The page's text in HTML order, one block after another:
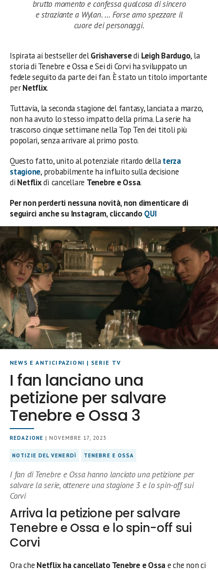
brutto momento e confessa qualcosa di sincero
e straziante a Wylan. … Forse amo spezzare il
cuore dei personaggi.
Ispirata ai bestseller delGrishaversedi Leigh Bardugo, la
storia di Tenebre e Ossa e Sei di Corvi ha sviluppato un
fedele seguito da parte dei fan. È stato un titolo importante
perNetflix.
Tuttavia, la seconda stagione del fantasy, lanciata a marzo,
non ha avuto lo stesso impatto della prima. La serie ha
trascorso cinque settimane nella Top Ten dei titoli più
popolari, senza arrivare al primo posto.
Questo fatto, unito al potenziale ritardo dellaterza
stagione, probabilmente ha influito sulla decisione
di Netflixdì cancellare Tenebre e Ossa.
Per non perderti nessuna novità, non dimenticare di
seguirci anche su Instagram, cliccando QUI
NEWS E ANTICIPAZIONI | SERIE TV
I fan lanciano una
petizione per salvare
Tenebre e Ossa 3
REDAZIONE | NOVEMBRE 17, 2023
NOTIZIE DEL VENERDÌ TENEBRE E OSSA
I fan di Tenebre e Ossa hanno lanciato una petizione per
salvare la serie, ottenere una stagione 3 e lo spin-off sui
Corvi
Arriva la petizione per salvare
Tenebre e Ossa e lo spin-off sui
Corvi
Ora che Netflix ha cancellato Tenebre e Ossae che non ci